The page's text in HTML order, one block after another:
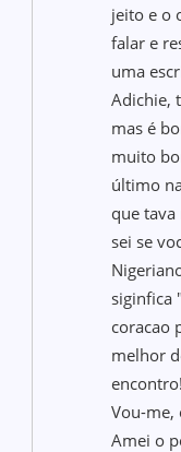
jeito e o
falar e
uma
Adichie,
mas é
muito
último
que
sei se
siginfica
coracao
melhor
Vou-
Amei o